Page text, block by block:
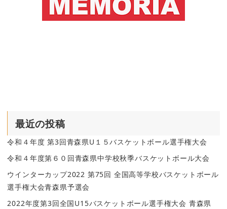
最近の投稿
令和４年度 第3回青森県U１５バスケットボール選手権大会
令和４年度第６０回青森県中学校秋季バスケットボール大会
ウインターカップ2022 第75回 全国高等学校バスケットボール
選手権大会青森県予選会
2022年度第3回全国U15バスケットボール選手権大会 青森県